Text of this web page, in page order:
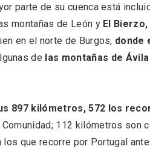
parte de su cuenca está
montañas de León y El
en el norte de Burgos, donde
de las montañas de
897 kilómetros, 572 los
112 kilómetros son
que recorre por Portugal
del
VII Feria
2026